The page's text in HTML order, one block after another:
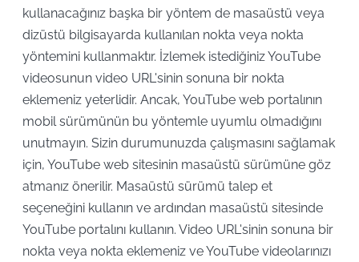
kullanacağınız başka bir yöntem de masaüstü veya
dizüstü bilgisayarda kullanılan nokta veya nokta
yöntemini kullanmaktır. İzlemek istediğiniz YouTube
videosunun video URL'sinin sonuna bir nokta
eklemeniz yeterlidir. Ancak, YouTube web portalının
mobil sürümünün bu yöntemle uyumlu olmadığını
unutmayın. Sizin durumunuzda çalışmasını sağlamak
için, YouTube web sitesinin masaüstü sürümüne göz
atmanız önerilir. Masaüstü sürümü talep et
seçeneğini kullanın ve ardından masaüstü sitesinde
YouTube portalını kullanın. Video URL'sinin sonuna bir
nokta veya nokta eklemeniz ve YouTube videolarınızı